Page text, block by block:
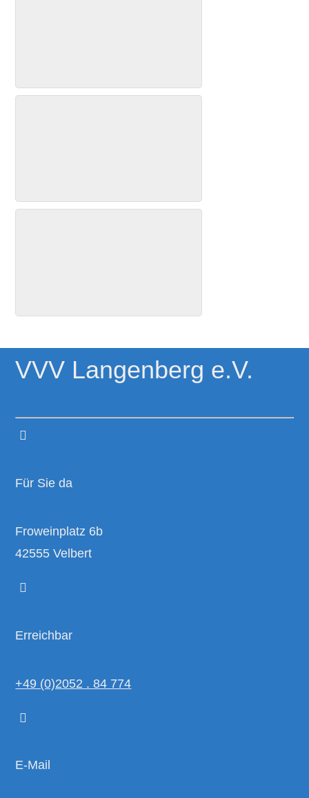
VVV Langenberg e.V.
Für Sie da
Froweinplatz 6b
42555 Velbert
Erreichbar
+49 (0)2052 . 84 774
E-Mail